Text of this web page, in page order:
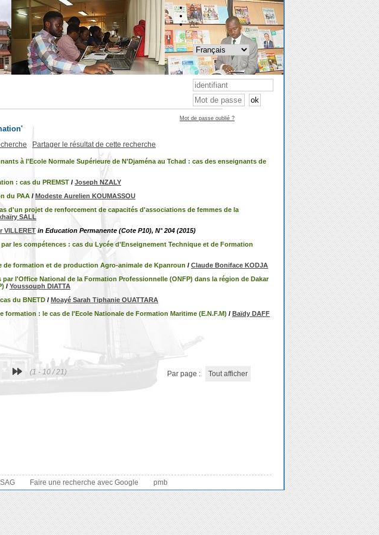
Partager le résultat de cette recherche
à l'Ecole Normale Supérieure de N'Djaména au Tchad : cas des enseignants de
: cas du PREMST / Joseph NZALY
du PAA / Modeste Aurelien KOUMASSOU
d'un projet de renforcement de capacités d'associations de femmes de la
SALL
VILLERET in Education Permanente (Cote P10), N° 204 (2015)
les compétences : cas du Lycée d'Enseignement Technique et de Formation
formation et de production Agro-animale de Kpanroun / Claude Boniface KODJA
l'Office National de la Formation Professionnelle (ONFP) dans la région de Dakar
/ Youssouph DIATTA
du BNETD / Moayé Sarah Tiphanie OUATTARA
: le cas de l'Ecole Nationale de Formation Maritime (E.N.F.M) / Baïdy DAFF
(1 - 10 / 21) Par page : Tout afficher
Faire une recherche avec Google pmb
A-
A
A+
Mot de passe oublié ?